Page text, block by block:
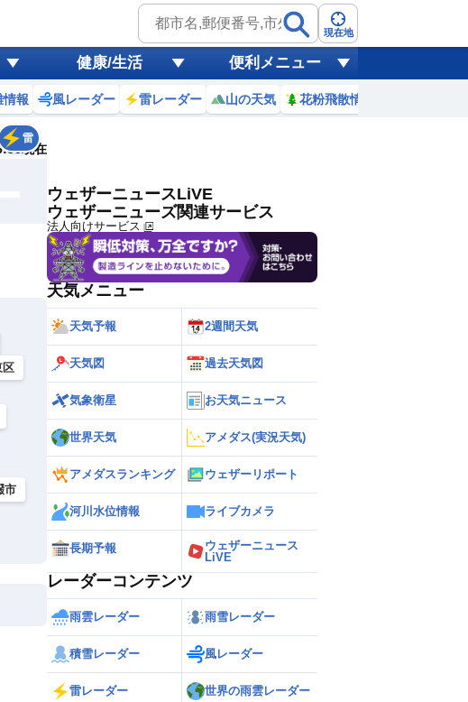
現在地
健康/生活 便利メニュー
情報 風レーダー 雷レーダー 山の天気 花粉飛散情報
現在
雷
風
黄砂
天気 台風
区
市
ウェザーニュースLiVE
ウェザーニューズ関連サービス
法人向けサービス
天気メニュー
天気予報 2週間天気
天気図 過去天気図
気象衛星 お天気ニュース
世界天気 アメダス(実況天気)
アメダスランキング ウェザーリポート
河川水位情報 ライブカメラ
長期予報
ウェザーニュース
LiVE
レーダーコンテンツ
雨雲レーダー 雨雪レーダー
積雪レーダー 風レーダー
雷レーダー 世界の雨雲レーダー